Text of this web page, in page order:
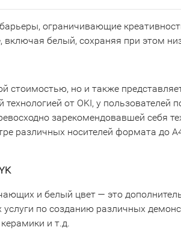
ограничивающие
белый, сохраняя при этом
но и также
от OKI, у
зарекомендовавшей себя
различных носителей формата до
и белый цвет — это
по созданию различных
и т.д.